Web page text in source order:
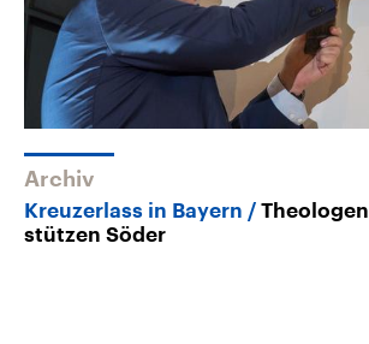
Archiv
Kreuzerlass in Bayern
Theologen
stützen Söder